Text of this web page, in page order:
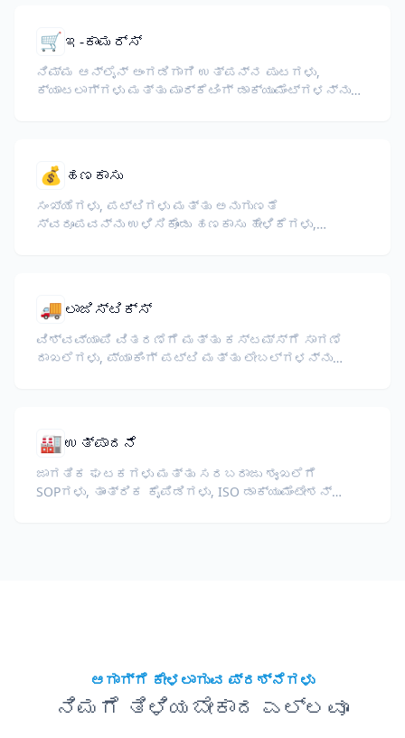
🛒 ಇ-ಕಾಮರ್ಸ್
ನಿಮ್ಮ ಆನ್‌ಲೈನ್ ಅಂಗಡಿಗಾಗಿ ಉತ್ಪನ್ನ ಪುಟಗಳು,
ಕ್ಯಾಟಲಾಗ್‌ಗಳು ಮತ್ತು ಮಾರ್ಕೆಟಿಂಗ್ ಡಾಕ್ಯುಮೆಂಟ್‌ಗಳನ್ನು
💰 ಹಣಕಾಸು
ಸಂಖ್ಯೆಗಳು, ಪಟ್ಟಿಗಳು ಮತ್ತು ಅನುಗುಣತೆ
ಸ್ವರೂಪವನ್ನು ಉಳಿಸಿಕೊಂಡು ಹಣಕಾಸು ಹೇಳಿಕೆಗಳು,
🚚 ಲಾಜಿಸ್ಟಿಕ್ಸ್
ವಿಶ್ವವ್ಯಾಪಿ ವಿತರಣೆಗೆ ಮತ್ತು ಕಸ್ಟಮ್ಸ್‌ಗೆ ಸಾಗಣೆ
ದಾಖಲೆಗಳು, ಪ್ಯಾಕಿಂಗ್ ಪಟ್ಟಿ ಮತ್ತು ಲೇಬಲ್‌ಗಳನ್ನು
🏭ಉತ್ಪಾದನೆ
ಜಾಗತಿಕ ಘಟಕಗಳು ಮತ್ತು ಸರಬರಾಜು ಶೃಂಖಲೆಗೆ
SOPಗಳು, ತಾಂತ್ರಿಕ ಕೈಪಿಡಿಗಳು, ISO ಡಾಕ್ಯುಮೆಂಟೇಶನ್
ಆಗಾಗ್ಗೆ ಕೇಳಲಾಗುವ ಪ್ರಶ್ನೆಗಳು
ನಿಮಗೆ ತಿಳಿಯಬೇಕಾದ ಎಲ್ಲವೂ